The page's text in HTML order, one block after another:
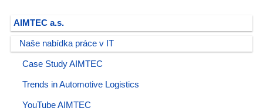
AIMTEC a.s.
Naše nabídka práce v IT
Case Study AIMTEC
Trends in Automotive Logistics
YouTube AIMTEC